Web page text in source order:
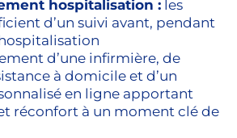
hospitalisation :les
d’un suivi avant, pendant
d’une infirmière, de
à domicile et d’un
en ligne apportant
réconfort à un moment clé de